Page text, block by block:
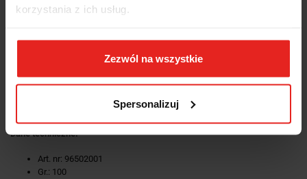
korzystania z ich usług.
Zezwól na wszystkie
Spersonalizuj
dzięki wymiennemu napędowi kwadratowemu
7794 lub systemu kalibracyjnego nr 7706, ponowna kalibracja nie
certyfikat zgodny z normą DIN EN ISO 6789-2:2017
dostarczane w torbie tekstylnej
wartość odchylenia wyświetlacza ± 4%
Dane techniczne:
Art. nr: 96502001
Gr.: 100